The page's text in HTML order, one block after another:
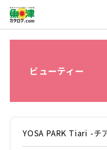
ビューティー
YOSA PARK Tiari -チ